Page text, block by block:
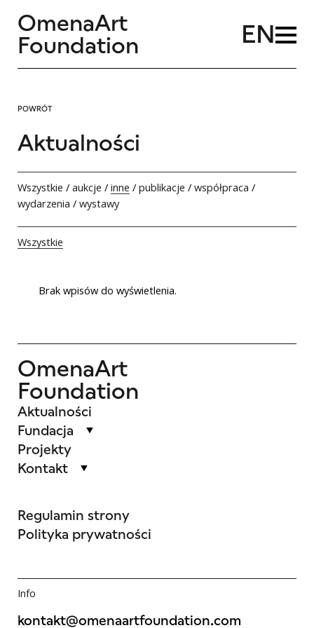
OmenaArt
Foundation
EN
POWRÓT
Aktualności
Wszystkie / aukcje / inne / publikacje / współpraca /
wydarzenia / wystawy
Wszystkie
Brak wpisów do wyświetlenia.
OmenaArt
Foundation
Aktualności
Fundacja
Projekty
Kontakt
Regulamin strony
Polityka prywatności
Info
kontakt@omenaartfoundation.com